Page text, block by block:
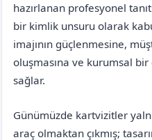
hazırlanan profesyonel
bir kimlik unsuru olarak
imajının güçlenmesine,
oluşmasına ve kurumsal
sağlar.
Günümüzde kartvizitler
araç olmaktan çıkmış;